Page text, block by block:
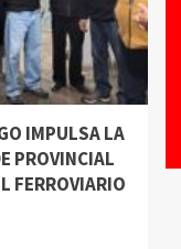
IMPULSA LA
PROVINCIAL
FERROVIARIO